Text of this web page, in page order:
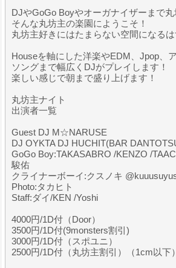
DJやGoGo Boyやオーガナイザーまで
そんな丸坊主の楽園にようこそ！
丸坊主好きにはたまらない空間になるは
Houseを軸にした洋楽やEDM、Jpop、
ソングまで幅広くDJがプレイします！
楽しい感じで朝まで盛り上げます！
丸坊主ナイト
出演者一覧
Guest DJ M☆NARUSE
DJ OYKTA DJ HUCHIT(BAR
GoGo Boy:TAKASABRO /KENZO /
駿佑
クライナーボーイ:クスノキ
Photo:タカヒト
Staff:ダイ/KEN /Yoshi
4000円/1D付（Door）
3500円/1D付(9monsters割引)
3000円/1D付（スポユニ）
2500円/1D付（丸坊主割引）（1cm以下）